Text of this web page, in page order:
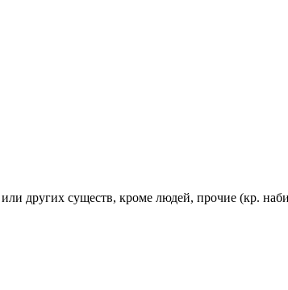
других существ, кроме людей, прочие (кр.